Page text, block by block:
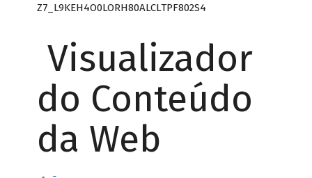
Z7_L9KEH4O0LORH80ALCLTPF802S4
Visualizador
do Conteúdo
da Web